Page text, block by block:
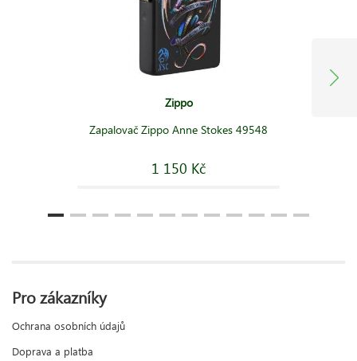
Zippo
Zapalovač Zippo Anne Stokes 49548
1 150 Kč
Pro zákazníky
Ochrana osobních údajů
Doprava a platba